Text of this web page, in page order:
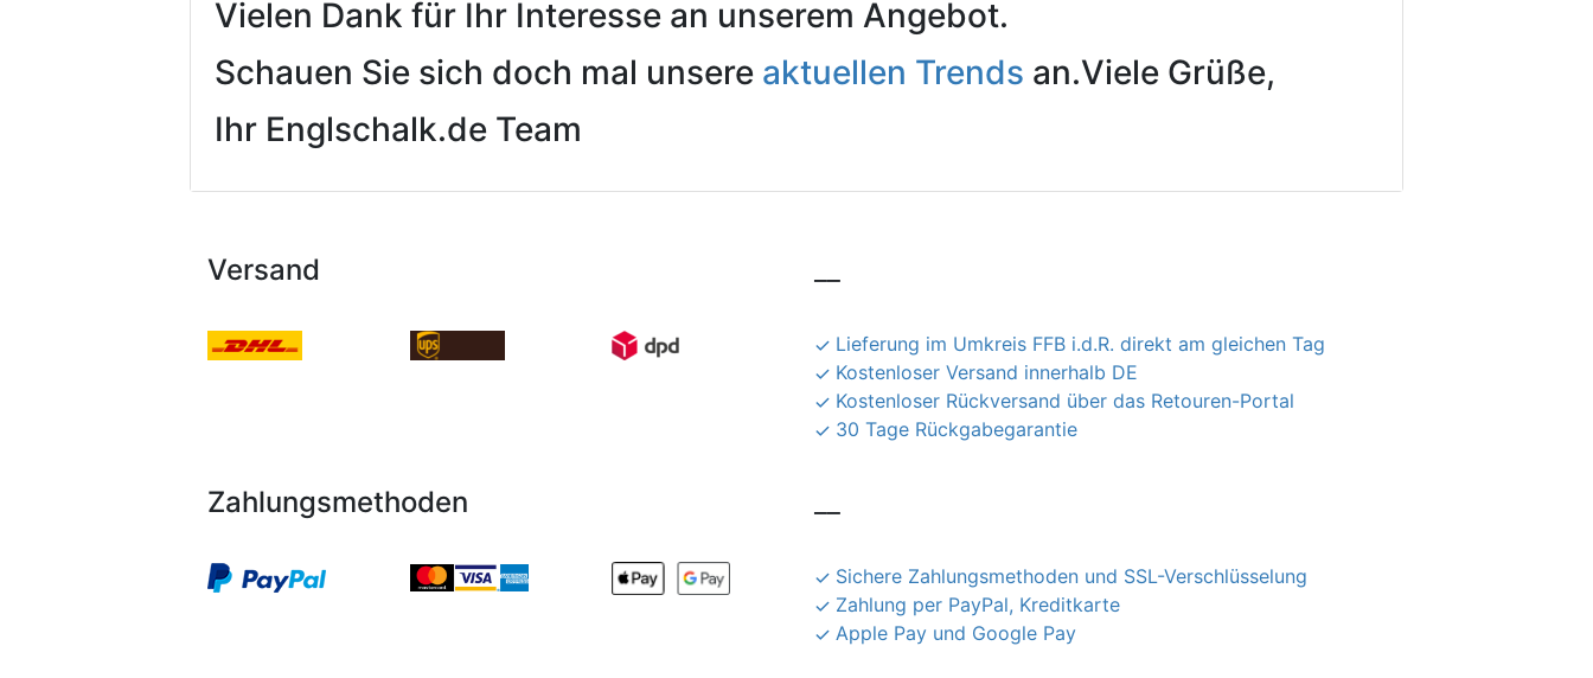
Vielen Dank für Ihr Interesse an unserem Angebot.
Schauen Sie sich doch mal unsere aktuellen Trends an.Viele Grüße,
Ihr Englschalk.de Team
Versand
Lieferung im Umkreis FFB i.d.R. direkt am gleichen Tag
Kostenloser Versand innerhalb DE
Kostenloser Rückversand über das Retouren-Portal
30 Tage Rückgabegarantie
Zahlungsmethoden
Sichere Zahlungsmethoden und SSL-Verschlüsselung
Zahlung per PayPal, Kreditkarte
Apple Pay und Google Pay